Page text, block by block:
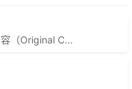
（Original C...